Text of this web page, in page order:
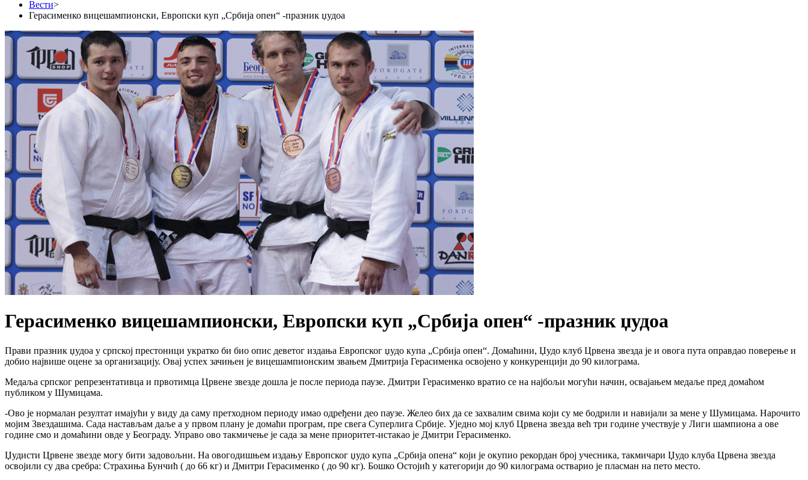
Вести>
Герасименко вицешампионски, Европски куп „Србија опен“ -празник џудоа
Герасименко вицешампионски, Европски куп „Србија опен“ -празник џудоа
Прави празник џудоа у српској престоници укратко би био опис деветог издања Европског џудо купа „Србија опен“. Домаћини, Џудо клуб Црвена звезда је и овога пута оправдао поверење и
добио највише оцене за организацију. Овај успех зачињен је вицешампионским звањем Дмитрија Герасименка освојено у конкуренцији до 90 килограма.
Медаља српског репрезентативца и првотимца Црвене звезде дошла је после периода паузе. Дмитри Герасименко вратио се на најбољи могући начин, освајањем медаље пред домаћом
публиком у Шумицама.
-Ово је нормалан резултат имајући у виду да саму претходном периоду имао одређени део паузе. Желео бих да се захвалим свима који су ме бодрили и навијали за мене у Шумицама. Нарочито
мојим Звездашима. Сада настављам даље а у првом плану је домаћи програм, пре свега Суперлига Србије. Уједно мој клуб Црвена звезда већ три године учествује у Лиги шампиона а ове
године смо и домаћини овде у Београду. Управо ово такмичење је сада за мене приоритет-истакао је Дмитри Герасименко.
Џудисти Црвене звезде могу бити задовољни. На овогодишњем издању Европског џудо купа „Србија опена“ који је окупио рекордан број учесника, такмичари Џудо клуба Црвена звезда
освојили су два сребра: Страхиња Бунчић ( до 66 кг) и Дмитри Герасименко ( до 90 кг). Бошко Остојић у категорији до 90 килограма остварио је пласман на пето место.